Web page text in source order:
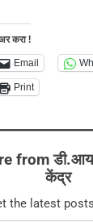
करा !
Email
Print
from
केंद्र
the latest